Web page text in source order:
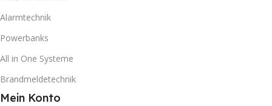
Alarmtechnik
Powerbanks
All in One Systeme
Brandmeldetechnik
Mein Konto